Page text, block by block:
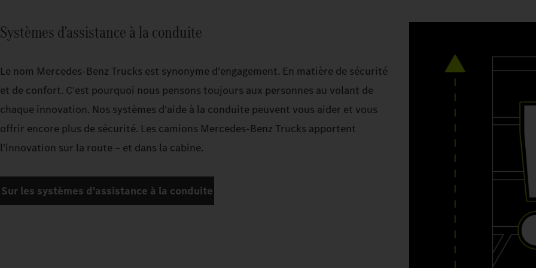
Systèmes d'assistance à la conduite
Le nom Mercedes‑Benz Trucks est synonyme d'engagement. En matière de sécurité
et de confort. C'est pourquoi nous pensons toujours aux personnes au volant de
chaque innovation. Nos systèmes d'aide à la conduite peuvent vous aider et vous
offrir encore plus de sécurité. Les camions Mercedes‑Benz Trucks apportent
l'innovation sur la route – et dans la cabine.
Sur les systèmes d'assistance à la conduite